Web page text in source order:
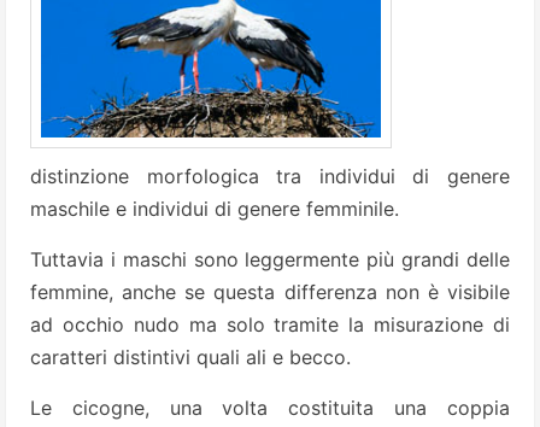
distinzione morfologica tra individui di genere
maschile e individui di genere femminile.
Tuttavia i maschi sono leggermente più grandi delle
femmine, anche se questa differenza non è visibile
ad occhio nudo ma solo tramite la misurazione di
caratteri distintivi quali ali e becco.
Le cicogne, una volta costituita una coppia